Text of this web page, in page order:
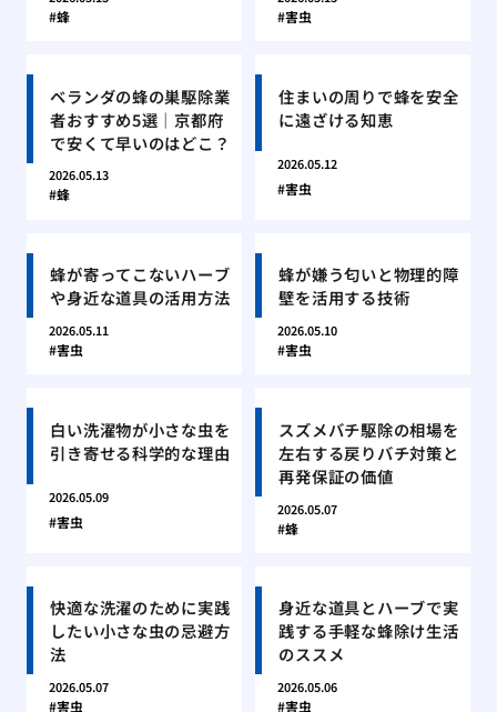
蜂 害虫
ベランダの蜂の巣駆除業
者おすすめ5選｜京都府
で安くて早いのはどこ？
2026.05.13
蜂
住まいの周りで蜂を安全
に遠ざける知恵
2026.05.12
害虫
蜂が寄ってこないハーブ
や身近な道具の活用方法
2026.05.11
害虫
蜂が嫌う匂いと物理的障
壁を活用する技術
2026.05.10
害虫
白い洗濯物が小さな虫を
引き寄せる科学的な理由
2026.05.09
害虫
スズメバチ駆除の相場を
左右する戻りバチ対策と
再発保証の価値
2026.05.07
蜂
快適な洗濯のために実践
したい小さな虫の忌避方
法
2026.05.07
害虫
身近な道具とハーブで実
践する手軽な蜂除け生活
のススメ
2026.05.06
害虫